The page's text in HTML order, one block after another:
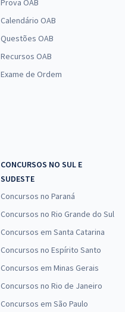
Prova OAB
Calendário OAB
Questões OAB
Recursos OAB
Exame de Ordem
CONCURSOS NO SUL E
SUDESTE
Concursos no Paraná
Concursos no Rio Grande do Sul
Concursos em Santa Catarina
Concursos no Espírito Santo
Concursos em Minas Gerais
Concursos no Rio de Janeiro
Concursos em São Paulo